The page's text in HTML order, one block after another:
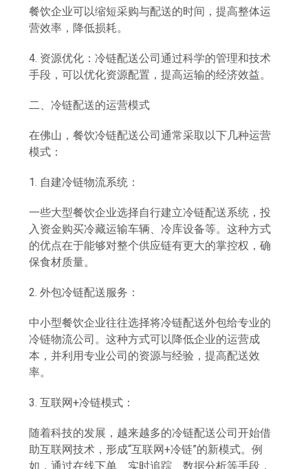
餐饮企业可以缩短采购与配送的时间，提高整体运
营效率，降低损耗。
4. 资源优化：冷链配送公司通过科学的管理和技术
手段，可以优化资源配置，提高运输的经济效益。
二、冷链配送的运营模式
在佛山，餐饮冷链配送公司通常采取以下几种运营
模式：
1. 自建冷链物流系统：
一些大型餐饮企业选择自行建立冷链配送系统，投
入资金购买冷藏运输车辆、冷库设备等。这种方式
的优点在于能够对整个供应链有更大的掌控权，确
保食材质量。
2. 外包冷链配送服务：
中小型餐饮企业往往选择将冷链配送外包给专业的
冷链物流公司。这种方式可以降低企业的运营成
本，并利用专业公司的资源与经验，提高配送效
率。
3. 互联网+冷链模式：
随着科技的发展，越来越多的冷链配送公司开始借
助互联网技术，形成“互联网+冷链”的新模式。例
如，通过在线下单、实时追踪、数据分析等手段，